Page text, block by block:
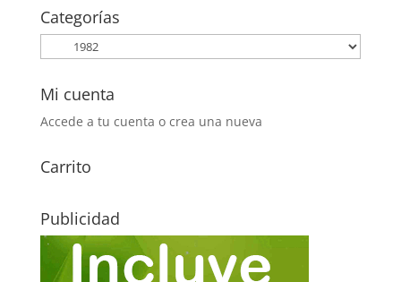
era:
0,20€.
es:
0,05€.
Categorías
Mi cuenta
Accede a tu cuenta o crea una nueva
Carrito
Publicidad